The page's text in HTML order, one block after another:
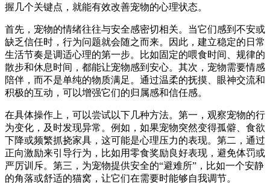
握几个关键点，就能有效改善宠物的心理状态。
首先，宠物的情绪往往与安全感密切相关。当它们感到不安或
缺乏信任时，行为问题就会随之而来。因此，建立稳定的日常
生活节奏是调适心理的第一步。比如固定的喂食时间、规律的
散步和休息时间，都能让宠物感到安心。其次，宠物需要情感
陪伴，而不是单纯的物质满足。通过温柔的抚摸、眼神交流和
积极的互动，可以增强它们的归属感和信任感。
在具体操作上，可以尝试以下几种方法。第一，观察宠物的行
为变化，及时发现异常。例如，如果宠物突然变得孤僻、食欲
下降或频繁抓挠家具，这可能是心理压力的表现。第二，通过
正向激励来引导行为，比如用零食奖励良好表现，避免体罚或
严厉训斥。第三，为宠物提供安全的“避难所”，比如一个安静
的角落或舒适的猫窝，让它们在需要时能够自我调节。